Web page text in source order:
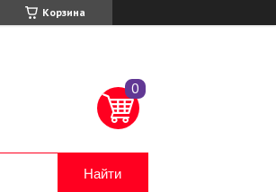
Корзина
Найти